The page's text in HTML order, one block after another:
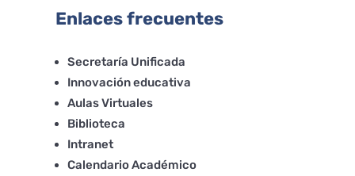
Enlaces frecuentes
Secretaría Unificada
Innovación educativa
Aulas Virtuales
Biblioteca
Intranet
Calendario Académico